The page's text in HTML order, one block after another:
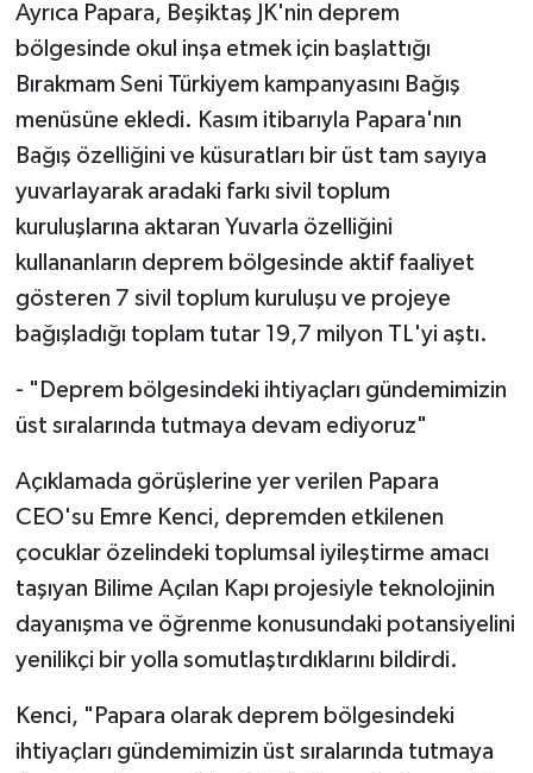
Ayrıca Papara, Beşiktaş JK'nin deprem
bölgesinde okul inşa etmek için başlattığı
Bırakmam Seni Türkiyem kampanyasını Bağış
menüsüne ekledi. Kasım itibarıyla Papara'nın
Bağış özelliğini ve küsuratları bir üst tam sayıya
yuvarlayarak aradaki farkı sivil toplum
kuruluşlarına aktaran Yuvarla özelliğini
kullananların deprem bölgesinde aktif faaliyet
gösteren 7 sivil toplum kuruluşu ve projeye
bağışladığı toplam tutar 19,7 milyon TL'yi aştı.
- "Deprem bölgesindeki ihtiyaçları gündemimizin
üst sıralarında tutmaya devam ediyoruz"
Açıklamada görüşlerine yer verilen Papara
CEO'su Emre Kenci, depremden etkilenen
çocuklar özelindeki toplumsal iyileştirme amacı
taşıyan Bilime Açılan Kapı projesiyle teknolojinin
dayanışma ve öğrenme konusundaki potansiyelini
yenilikçi bir yolla somutlaştırdıklarını bildirdi.
Kenci, "Papara olarak deprem bölgesindeki
ihtiyaçları gündemimizin üst sıralarında tutmaya